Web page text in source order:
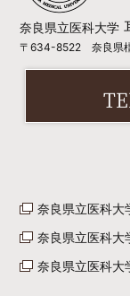
奈良県立医科大学
〒634-8522 奈良県
奈良県立医科大
奈良県立医科大
奈良県立医科